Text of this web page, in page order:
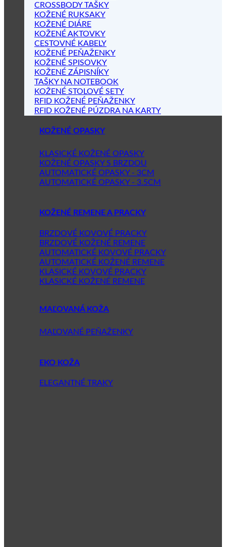
CROSSBODY TAŠKY
KOŽENÉ RUKSAKY
KOŽENÉ DIÁRE
KOŽENÉ AKTOVKY
CESTOVNÉ KABELY
KOŽENÉ PEŇAŽENKY
KOŽENÉ SPISOVKY
KOŽENÉ ZÁPISNÍKY
TAŠKY NA NOTEBOOK
KOŽENÉ STOLOVÉ SETY
RFID KOŽENÉ PEŇAŽENKY
RFID KOŽENÉ PÚZDRA NA KARTY
KOŽENÉ OPASKY
KLASICKÉ KOŽENÉ OPASKY
KOŽENÉ OPASKY S BRZDOU
AUTOMATICKÉ OPASKY - 3CM
AUTOMATICKÉ OPASKY - 3.5CM
KOŽENÉ REMENE A PRACKY
BRZDOVÉ KOVOVÉ PRACKY
BRZDOVÉ KOŽENÉ REMENE
AUTOMATICKÉ KOVOVÉ PRACKY
AUTOMATICKÉ KOŽENÉ REMENE
KLASICKÉ KOVOVÉ PRACKY
KLASICKÉ KOŽENÉ REMENE
MAĽOVANÁ KOŽA
MAĽOVANÉ PEŇAŽENKY
EKO KOŽA
ELEGANTNÉ TRAKY